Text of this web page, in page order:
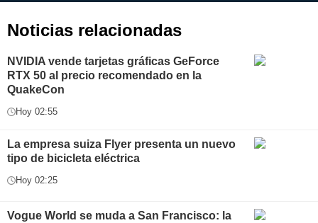
Noticias relacionadas
NVIDIA vende tarjetas gráficas GeForce
RTX 50 al precio recomendado en la
QuakeCon
Hoy 02:55
La empresa suiza Flyer presenta un nuevo
tipo de bicicleta eléctrica
Hoy 02:25
Vogue World se muda a San Francisco: la